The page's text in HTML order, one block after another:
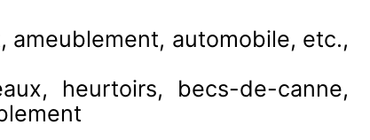
automobile, etc.,
heurtoirs, becs-de-canne,